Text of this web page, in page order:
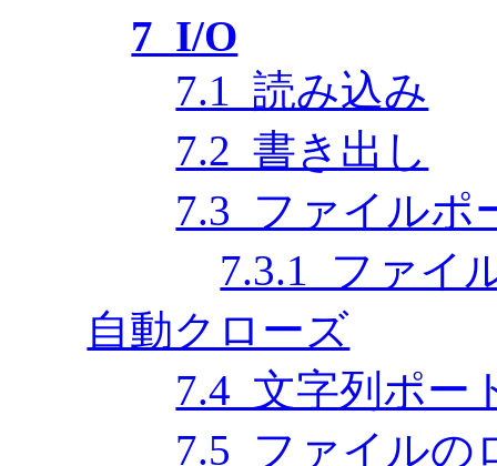
7 I/O
7.1 読み込み
7.2 書き出し
7.3 ファイルポ
7.3.1 ファイ
自動クローズ
7.4 文字列ポー
7.5 ファイルの